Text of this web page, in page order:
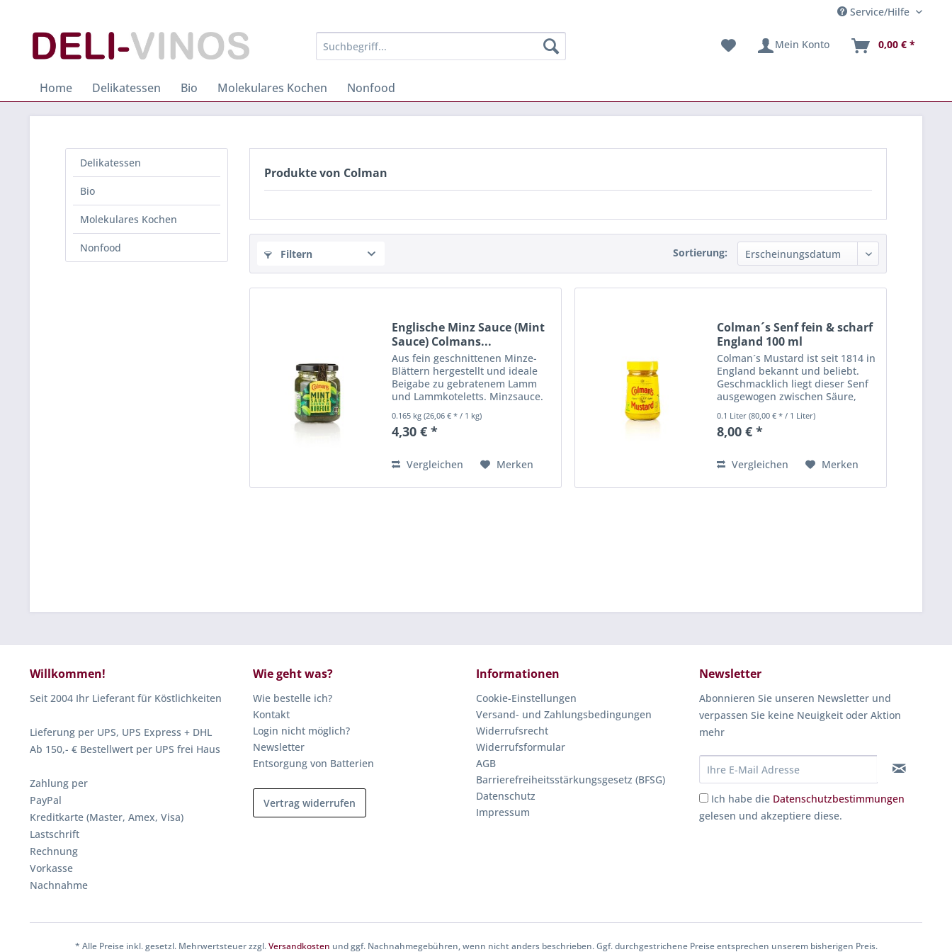
Service/Hilfe
Mein Konto 0,00 € *
Home Delikatessen Bio Molekulares Kochen Nonfood
Delikatessen
Bio
Molekulares Kochen
Nonfood
Produkte von Colman
Filtern Sortierung:
Englische Minz Sauce (Mint
Sauce) Colmans...
Aus fein geschnittenen Minze-
Blättern hergestellt und ideale
Beigabe zu gebratenem Lamm
und Lammkoteletts. Minzsauce.
Branntweinessig, Zucker,
Glukose-Fructose Sirup, Wasser,
Essigsäure,...
0.165 kg(26,06 € * / 1 kg)
4,30 € *
Vergleichen Merken
Colman´s Senf fein & scharf
England 100 ml
Colman´s Mustard ist seit 1814 in
England bekannt und beliebt.
Geschmacklich liegt dieser Senf
ausgewogen zwischen Säure,
Schärfe und zuckerrohrartiger
Süße. Er ist bestens für
Senfkrusten und zum Bepinseln
0.1 Liter(80,00 € * / 1 Liter)
8,00 € *
Vergleichen Merken
Willkommen!
Seit 2004 Ihr Lieferant für Köstlichkeiten
Lieferung per UPS, UPS Express + DHL
Ab 150,- € Bestellwert per UPS frei Haus
Zahlung per
PayPal
Kreditkarte (Master, Amex, Visa)
Lastschrift
Rechnung
Vorkasse
Nachnahme
Wie geht was?
Wie bestelle ich?
Kontakt
Login nicht möglich?
Newsletter
Entsorgung von Batterien
Vertrag widerrufen
Informationen
Cookie-Einstellungen
Versand- und Zahlungsbedingungen
Widerrufsrecht
Widerrufsformular
AGB
Barrierefreiheitsstärkungsgesetz (BFSG)
Datenschutz
Impressum
Newsletter
Abonnieren Sie unseren Newsletter und
verpassen Sie keine Neuigkeit oder Aktion
mehr
Ich habe die Datenschutzbestimmungen
gelesen und akzeptiere diese.
* Alle Preise inkl. gesetzl. Mehrwertsteuer zzgl.Versandkosten und ggf. Nachnahmegebühren, wenn nicht anders beschrieben. Ggf. durchgestrichene Preise entsprechen unserem bisherigen Preis.